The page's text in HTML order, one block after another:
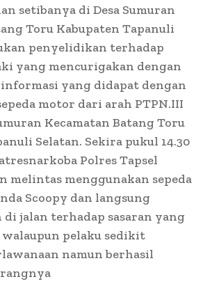
setibanya di Desa Sumuran
Toru Kabupaten Tapanuli
penyelidikan terhadap
yang mencurigakan dengan
yang didapat dengan
motor dari arah PTPN.III
Kecamatan Batang Toru
Selatan. Sekira pukul 14.30
Polres Tapsel
melintas menggunakan sepeda
Scoopy dan langsung
di jalan terhadap sasaran yang
walaupun pelaku sedikit
namun berhasil